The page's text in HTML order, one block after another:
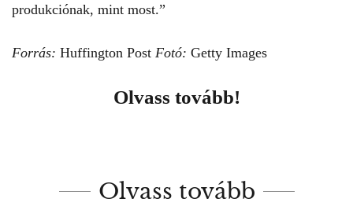
produkciónak, mint most.”
Forrás: Huffington Post Fotó: Getty Images
Olvass tovább!
Olvass tovább